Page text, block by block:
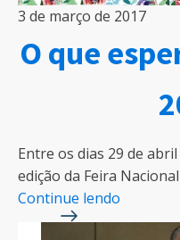
3 de março de 2017
O que
Entre os dias 29 de
edição da Feira
Continue lendo